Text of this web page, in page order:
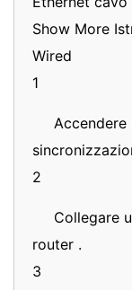
Show More
Wired
1
2
Collegare
router .
3